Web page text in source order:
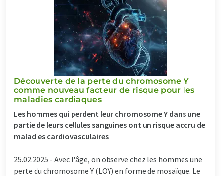
Découverte de la perte du chromosome Y
comme nouveau facteur de risque pour les
maladies cardiaques
Les hommes qui perdent leur chromosome Y dans une
partie de leurs cellules sanguines ont un risque accru de
maladies cardiovasculaires
25.02.2025 - Avec l'âge, on observe chez les hommes une
perte du chromosome Y (LOY) en forme de mosaïque. Le